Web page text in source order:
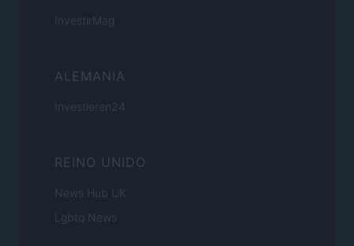
InvestirMag
ALEMANIA
Investieren24
REINO UNIDO
News Hub UK
Lgbtq News